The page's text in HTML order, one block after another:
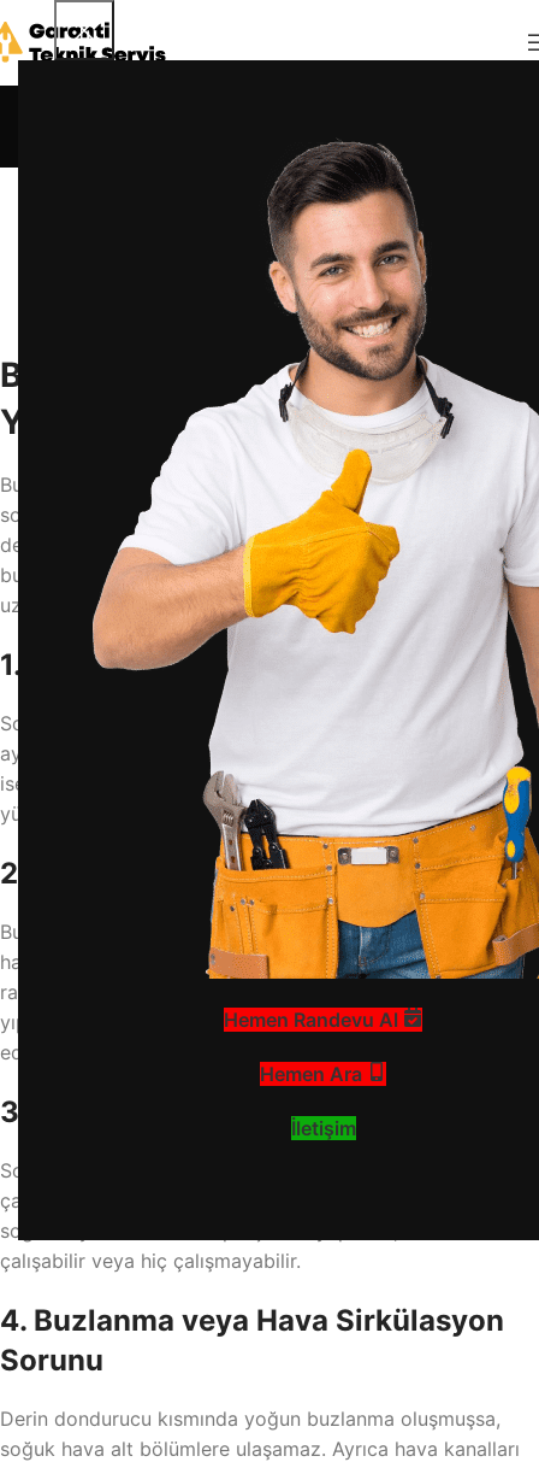
Hemen Randevu Al
Hemen Ara
İletişim
Blog
BLOG
Buzdolabı Soğutmuyor, Ne Yapmalıyım?
admin
10 Mayıs 2025
Buzdolabı Soğutmuyor, Ne
Yapmalıyım?
Buzdolabınızın yeterince soğutmaması ya da tamamen
soğutmayı bırakması, hem gıda güvenliğini riske atar hem
de büyük maddi zararlara yol açabilir. Bu yazımızda,
buzdolabının soğutmama nedenlerini ve çözüm yollarını
uzman bakış açısıyla açıklıyoruz.
1. Termostat Ayarını Kontrol Edin
Soğutma problemi bazen sadece yanlış termostat
ayarından kaynaklanabilir. Termostat çok düşük seviyede
ise dolap yeterli soğutmayı sağlayamaz. Ayarı orta ya da
yüksek seviyeye getirerek tekrar deneyin.
2. Kapı Contası Yıpranmış Olabilir
Buzdolabının kapı contası hava sızdırıyorsa içerideki soğuk
hava dışarı kaçar. Bu da dolabın sürekli çalışmasına
rağmen yeterince soğutmamasına neden olur. Contalarda
yıpranma, yırtılma veya gevşeme olup olmadığını kontrol
edin.
3. Fan Motoru veya Kompresör Arızası
Soğutma sistemi fan motoru veya kompresör yardımıyla
çalışır. Bu parçalardan biri arızalanırsa buzdolabı
soğutmayı keser. Arızalı parça ses yapabilir, cihaz sürekli
çalışabilir veya hiç çalışmayabilir.
4. Buzlanma veya Hava Sirkülasyon
Sorunu
Derin dondurucu kısmında yoğun buzlanma oluşmuşsa,
soğuk hava alt bölümlere ulaşamaz. Ayrıca hava kanalları